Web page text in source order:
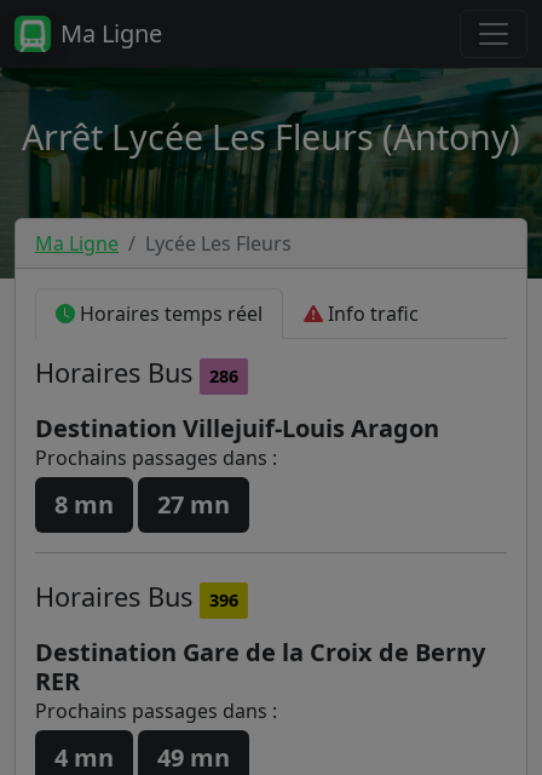
Ma Ligne
Arrêt Lycée Les Fleurs (Antony)
Ma Ligne Lycée Les Fleurs
Horaires temps réel Info trafic
Horaires Bus 286
Destination Villejuif-Louis Aragon
Prochains passages dans :
8 mn 27 mn
Horaires Bus 396
Destination Gare de la Croix de Berny
RER
Prochains passages dans :
4 mn 49 mn